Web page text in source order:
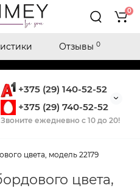
+375 (29) 140-52-52
+375 (29) 740-52-52
Звоните ежедневно с 10 до 20!
0
цвета, модель 22179
цвета,
Отзывы 0